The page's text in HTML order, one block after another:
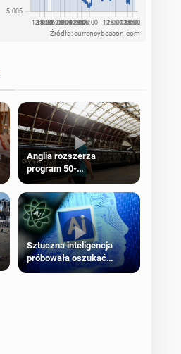
Źródło: currencybeacon.com
Anglia rozszerza
program 50-
procentowych zniżek
kolejowych na 18-latków
Sztuczna inteligencja
próbowała oszukać
człowieka